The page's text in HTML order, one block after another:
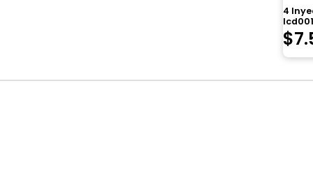
4
$
Navegación